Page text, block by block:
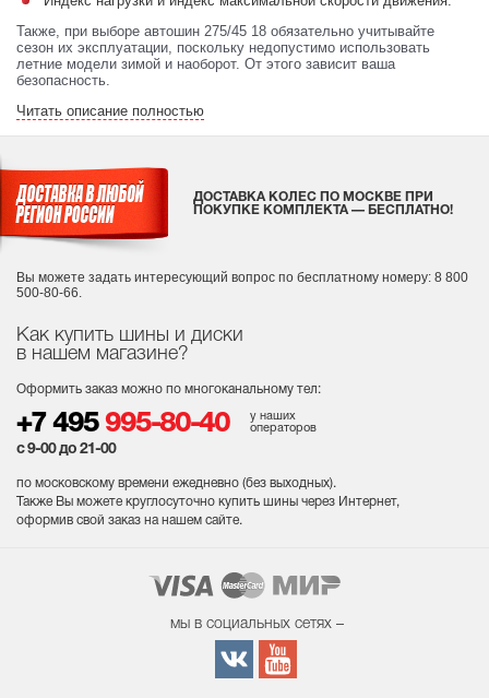
Также, при выборе автошин 275/45 18 обязательно учитывайте
сезон их эксплуатации, поскольку недопустимо использовать
летние модели зимой и наоборот. От этого зависит ваша
безопасность.
Читать описание полностью
Как купить шины и диски
в нашем магазине?
Оформить заказ можно по многоканальному тел:
+7 495 995-80-40
у наших
операторов
с 9-00 до 21-00
по московскому времени ежедневно (без выходных).
Также Вы можете круглосуточно купить шины через Интернет,
оформив свой заказ на нашем сайте.
ДОСТАВКА КОЛЕС ПО МОСКВЕ ПРИ
ПОКУПКЕ КОМПЛЕКТА — БЕСПЛАТНО!
Вы можете задать интересующий вопрос по бесплатному номеру: 8 800
500-80-66.
мы в социальных сетях –